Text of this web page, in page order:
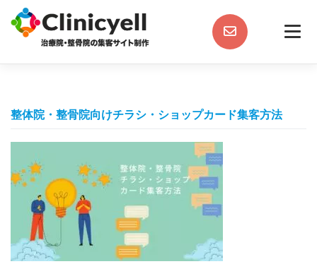
content
整体院・整骨院向けチラシ・ショップカード集客方法